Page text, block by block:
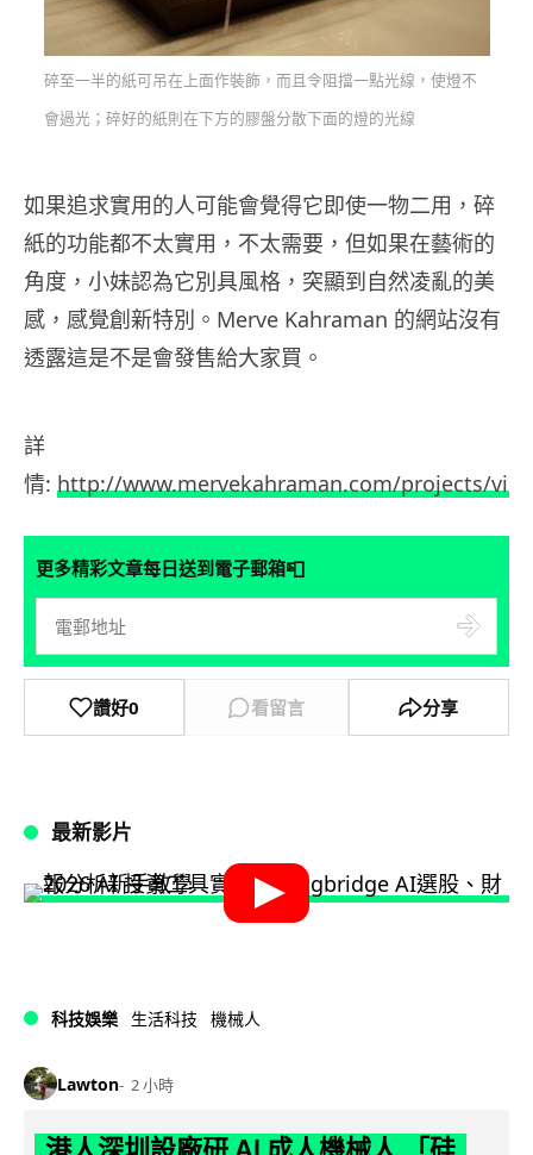
碎至一半的紙可吊在上面作裝飾，而且令阻擋一點光線，使燈不
會過光；碎好的紙則在下方的膠盤分散下面的燈的光線
如果追求實用的人可能會覺得它即使一物二用，碎
紙的功能都不太實用，不太需要，但如果在藝術的
角度，小妹認為它別具風格，突顯到自然凌亂的美
感，感覺創新特別。Merve Kahraman 的網站沒有
透露這是不是會發售給大家買。
詳
情: http://www.mervekahraman.com/projects/
更多精彩文章每日送到電子郵箱📮
讚好0 看留言 分享
最新影片
科技娛樂 生活科技 機械人
Lawton 2 小時